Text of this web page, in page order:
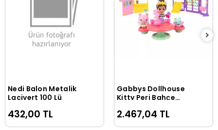
Sepete Ekle
Nedi Balon Metalik
Lacivert 100 Lü
432,00 TL
Sepete Ekle
Gabbys Dollhouse
Kitty Peri Bahçe
2.467,04 TL